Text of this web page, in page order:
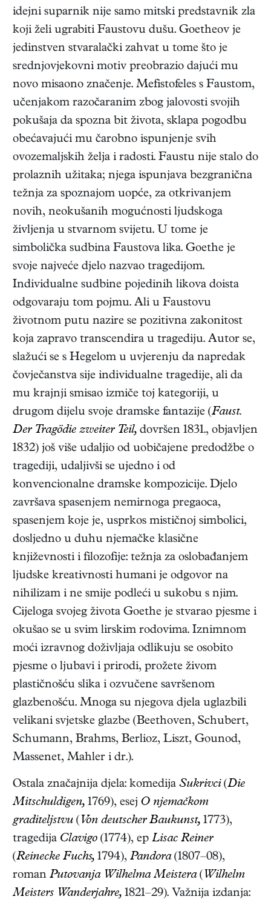
idejni suparnik nije samo mitski predstavnik zla
koji želi ugrabiti Faustovu dušu. Goetheov je
jedinstven stvaralački zahvat u tome što je
srednjovjekovni motiv preobrazio dajući mu
novo misaono značenje. Mefistofeles s Faustom,
učenjakom razočaranim zbog jalovosti svojih
pokušaja da spozna bit života, sklapa pogodbu
obećavajući mu čarobno ispunjenje svih
ovozemaljskih želja i radosti. Faustu nije stalo do
prolaznih užitaka; njega ispunjava bezgranična
težnja za spoznajom uopće, za otkrivanjem
novih, neokušanih mogućnosti ljudskoga
življenja u stvarnom svijetu. U tome je
simbolička sudbina Faustova lika. Goethe je
svoje najveće djelo nazvao tragedijom.
Individualne sudbine pojedinih likova doista
odgovaraju tom pojmu. Ali u Faustovu
životnom putu nazire se pozitivna zakonitost
koja zapravo transcendira u tragediju. Autor se,
slažući se s Hegelom u uvjerenju da napredak
čovječanstva sije individualne tragedije, ali da
mu krajnji smisao izmiče toj kategoriji, u
drugom dijelu svoje dramske fantazije (Faust.
Der Tragödie zweiter Teil, dovršen 1831., objavljen
1832) još više udaljio od uobičajene predodžbe o
tragediji, udaljivši se ujedno i od
konvencionalne dramske kompozicije. Djelo
završava spasenjem nemirnoga pregaoca,
spasenjem koje je, usprkos mističnoj simbolici,
dosljedno u duhu njemačke klasične
književnosti i filozofije: težnja za oslobađanjem
ljudske kreativnosti humani je odgovor na
nihilizam i ne smije podleći u sukobu s njim.
Cijeloga svojeg života Goethe je stvarao pjesme i
okušao se u svim lirskim rodovima. Iznimnom
moći izravnog doživljaja odlikuju se osobito
pjesme o ljubavi i prirodi, prožete živom
plastičnošću slika i ozvučene savršenom
glazbenošću. Mnoga su njegova djela uglazbili
velikani svjetske glazbe (Beethoven, Schubert,
Schumann, Brahms, Berlioz, Liszt, Gounod,
Massenet, Mahler i dr.).
Ostala značajnija djela: komedija Sukrivci(Die
Mitschuldigen, 1769), esej O njemačkom
graditeljstvu ( Von deutscher Baukunst, 1773),
tragedija Clavigo (1774), ep Lisac Reiner
(Reinecke Fuchs, 1794), Pandora(1807–08),
roman Putovanja Wilhelma Meistera( Wilhelm
Meisters Wanderjahre, 1821–29). Važnija izdanja: